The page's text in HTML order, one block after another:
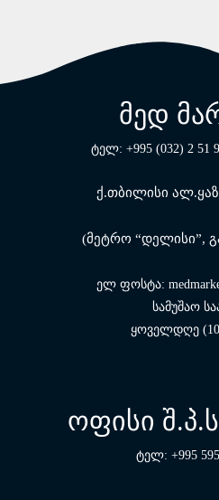
მედ
ტელ: +995 (032) 2 51
ქ.თბილისი
(მეტრო “დელისი”,
ელ ფოსტა:
სამუშაო
ყოველდღე
ოფისი
ტელ: +995